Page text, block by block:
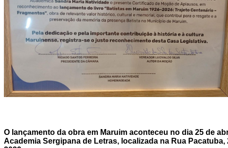
O lançamento da obra em Maruim aconteceu no dia 25 de
Academia Sergipana de Letras, localizada na Rua